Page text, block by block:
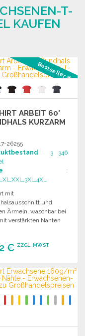
T-
KAUFEN
Bestseller #2
ARBEIT 60°
KURZARM
26255
: 3 346
:
mit
und
Ärmeln, waschbar bei
verstärkten Nähten
€ ZZGL. MWST.
BESTELLEN
Angebot anfordern